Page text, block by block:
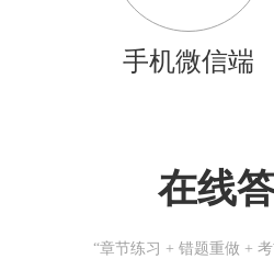
手机微信端
在线
“章节练习 + 错题重做 +